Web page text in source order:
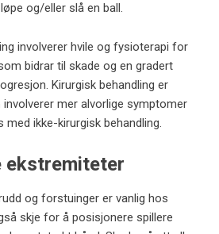
og/eller slå en ball.
involverer hvile og fysioterapi for
bidrar til skade og en gradert
Kirurgisk behandling er
mer alvorlige symptomer
ikke-kirurgisk behandling.
ekstremiteter
og forstuinger er vanlig hos
skje for å posisjonere spillere